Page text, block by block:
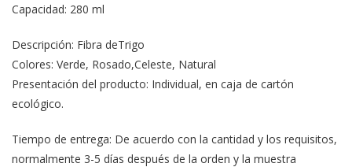
Capacidad: 280 ml
Descripción: Fibra deTrigo
Colores: Verde, Rosado,Celeste, Natural
Presentación del producto: Individual, en caja de cartón
ecológico.
Tiempo de entrega: De acuerdo con la cantidad y los requisitos,
normalmente 3-5 días después de la orden y la muestra